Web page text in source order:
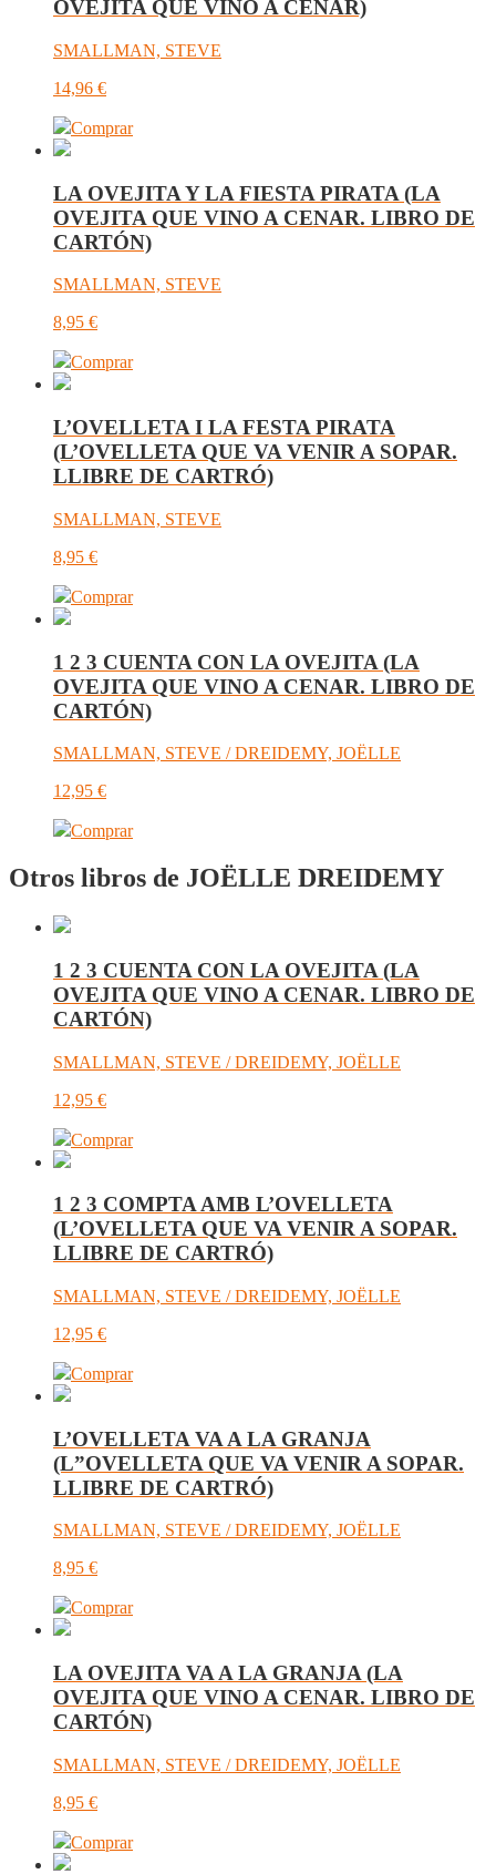
OVEJITA QUE VINO A CENAR)
SMALLMAN, STEVE
14,96 €
Comprar
LA OVEJITA Y LA FIESTA PIRATA (LA
OVEJITA QUE VINO A CENAR. LIBRO DE
CARTÓN)
SMALLMAN, STEVE
8,95 €
Comprar
L’OVELLETA I LA FESTA PIRATA
(L’OVELLETA QUE VA VENIR A SOPAR.
LLIBRE DE CARTRÓ)
SMALLMAN, STEVE
8,95 €
Comprar
1 2 3 CUENTA CON LA OVEJITA (LA
OVEJITA QUE VINO A CENAR. LIBRO DE
CARTÓN)
SMALLMAN, STEVE / DREIDEMY, JOËLLE
12,95 €
Comprar
Otros libros de JOËLLE DREIDEMY
1 2 3 CUENTA CON LA OVEJITA (LA
OVEJITA QUE VINO A CENAR. LIBRO DE
CARTÓN)
SMALLMAN, STEVE / DREIDEMY, JOËLLE
12,95 €
Comprar
1 2 3 COMPTA AMB L’OVELLETA
(L’OVELLETA QUE VA VENIR A SOPAR.
LLIBRE DE CARTRÓ)
SMALLMAN, STEVE / DREIDEMY, JOËLLE
12,95 €
Comprar
L’OVELLETA VA A LA GRANJA
(L”OVELLETA QUE VA VENIR A SOPAR.
LLIBRE DE CARTRÓ)
SMALLMAN, STEVE / DREIDEMY, JOËLLE
8,95 €
Comprar
LA OVEJITA VA A LA GRANJA (LA
OVEJITA QUE VINO A CENAR. LIBRO DE
CARTÓN)
SMALLMAN, STEVE / DREIDEMY, JOËLLE
8,95 €
Comprar